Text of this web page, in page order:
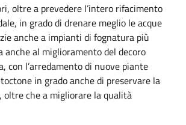
oltre a prevedere l’intero rifacimento
in grado di drenare meglio le acque
anche a impianti di fognatura più
al miglioramento del decoro
con l’arredamento di nuove piante
in grado anche di preservare la
oltre che a migliorare la qualità